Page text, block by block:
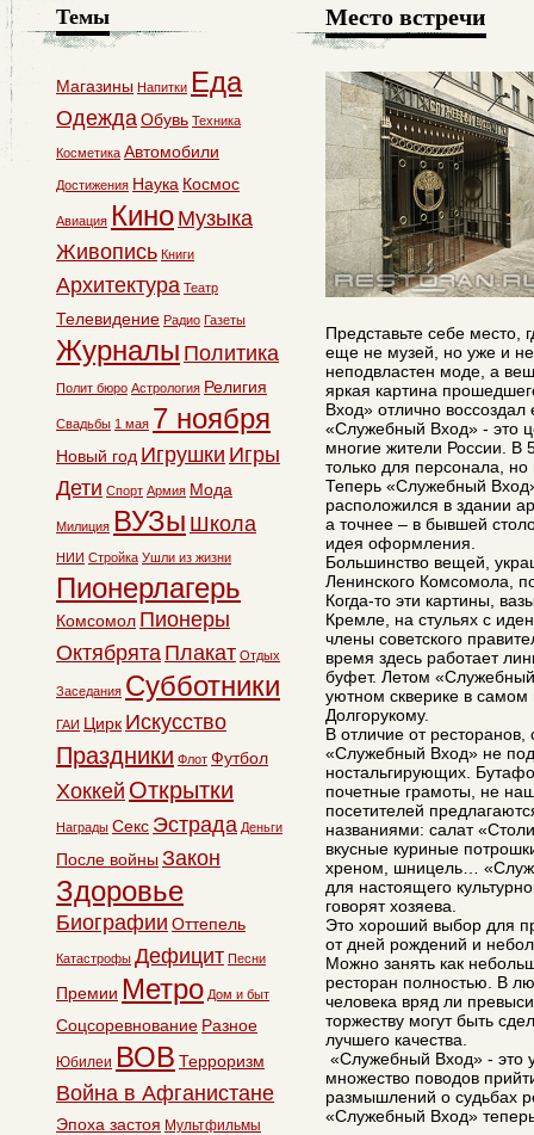
Место встречи
Представьте себе место,
еще не музей, но уже и не
неподвластен моде, а
яркая картина
Вход» отлично воссоздал
«Служебный Вход» - это
многие жители России. В
только для персонала,
Теперь «Служебный
расположился в здании
а точнее – в бывшей
идея оформления.
Большинство вещей,
Ленинского Комсомола,
Когда-то эти картины,
Кремле, на стульях с
члены советского
время здесь работает
буфет. Летом
уютном скверике в
Долгорукому.
В отличие от ресторанов,
«Служебный Вход» не
ностальгирующих.
почетные грамоты, не
посетителей
названиями: салат
вкусные куриные
хреном, шницель…
для настоящего
говорят хозяева.
Это хороший выбор для
от дней рождений и
Можно занять как
ресторан полностью. В
человека вряд ли
торжеству могут быть
лучшего качества.
«Служебный Вход» - это
множество поводов
размышлений о судьбах
«Служебный Вход»
Темы
Магазины Напитки Еда
ОдеждаОбувь Техника
Косметика Автомобили
Достижения Наука Космос
Авиация Кино Музыка
Живопись Книги
Архитектура Театр
Телевидение Радио Газеты
Журналы Политика
Полит бюро Астрология Религия
Свадьбы 1 мая 7 ноября
Новый год Игрушки Игры
Дети Спорт Армия Мода
Милиция ВУЗы Школа
НИИ Стройка Ушли из жизни
Пионерлагерь
Комсомол Пионеры
Октябрята Плакат Отдых
Заседания Субботники
ГАИ Цирк Искусство
Праздники Флот Футбол
Хоккей Открытки
Награды Секс Эстрада Деньги
После войны Закон
Здоровье
Биографии Оттепель
Катастрофы Дефицит Песни
Премии Метро Дом и быт
Соцсоревнование Разное
Юбилеи ВОВ Терроризм
Война в Афганистане
Эпоха застоя Мультфильмы